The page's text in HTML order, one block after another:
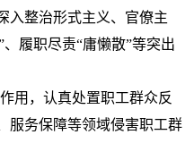
入整治形式主义、官僚主
履职尽责“庸懒散”等突出
用，认真处置职工群众反
服务保障等领域侵害职工群